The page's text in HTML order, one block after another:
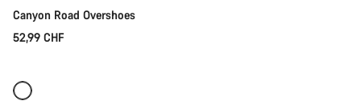
Canyon Road Overshoes
52,99 CHF